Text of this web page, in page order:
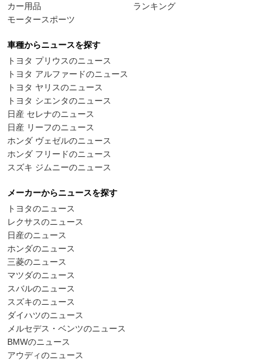
カー用品
モータースポーツ
ランキング
車種からニュースを探す
トヨタ プリウスのニュース
トヨタ アルファードのニュース
トヨタ ヤリスのニュース
トヨタ シエンタのニュース
日産 セレナのニュース
日産 リーフのニュース
ホンダ ヴェゼルのニュース
ホンダ フリードのニュース
スズキ ジムニーのニュース
メーカーからニュースを探す
トヨタのニュース
レクサスのニュース
日産のニュース
ホンダのニュース
三菱のニュース
マツダのニュース
スバルのニュース
スズキのニュース
ダイハツのニュース
メルセデス・ベンツのニュース
BMWのニュース
アウディのニュース